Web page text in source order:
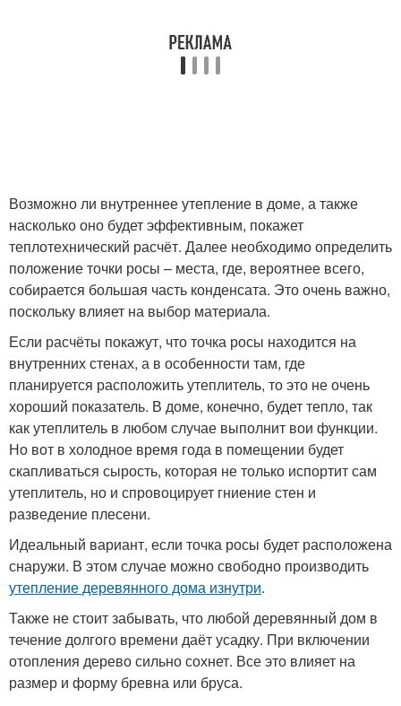
Возможно ли внутреннее утепление в доме, а также
насколько оно будет эффективным, покажет
теплотехнический расчёт. Далее необходимо определить
положение точки росы – места, где, вероятнее всего,
собирается большая часть конденсата. Это очень важно,
поскольку влияет на выбор материала.
Если расчёты покажут, что точка росы находится на
внутренних стенах, а в особенности там, где
планируется расположить утеплитель, то это не очень
хороший показатель. В доме, конечно, будет тепло, так
как утеплитель в любом случае выполнит вои функции.
Но вот в холодное время года в помещении будет
скапливаться сырость, которая не только испортит сам
утеплитель, но и спровоцирует гниение стен и
разведение плесени.
Идеальный вариант, если точка росы будет расположена
снаружи. В этом случае можно свободно производить
утепление деревянного дома изнутри.
Также не стоит забывать, что любой деревянный дом в
течение долгого времени даёт усадку. При включении
отопления дерево сильно сохнет. Все это влияет на
размер и форму бревна или бруса.